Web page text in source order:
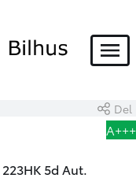
Menu
Beregn byttepris
Del
5d Aut.
A+++
+23